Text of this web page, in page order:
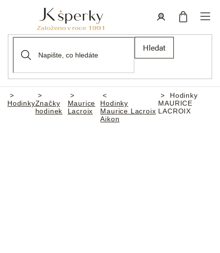
Hledat
Domů
HodinkyZnačky
hodinek
Maurice
Lacroix
Hodinky
Maurice Lacroix
Aikon
Hodinky
MAURICE
LACROIX